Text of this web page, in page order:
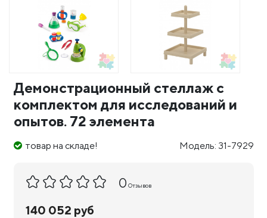
Демонстрационный стеллаж с
комплектом для исследований и
опытов. 72 элемента
товар на складе! Модель: 31-7929
0 Отзывов
140 052 руб